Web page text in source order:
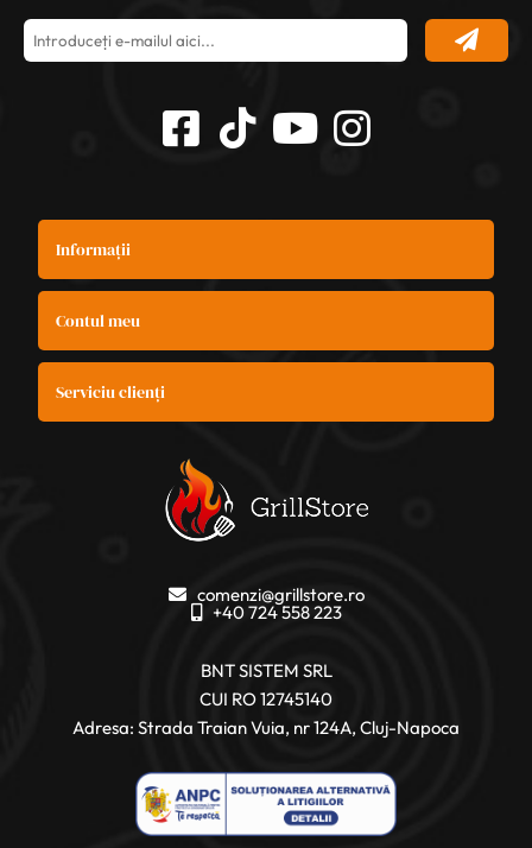
Informații
Contul meu
Serviciu clienți
comenzi@grillstore.ro
+40 724 558 223
BNT SISTEM SRL
CUI RO 12745140
Adresa: Strada Traian Vuia, nr 124A, Cluj-Napoca